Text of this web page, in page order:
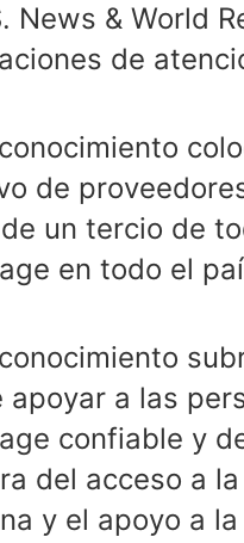
News & World
de
de
un tercio de
en todo el
apoyar a las
confiable y
del acceso a
y el apoyo a